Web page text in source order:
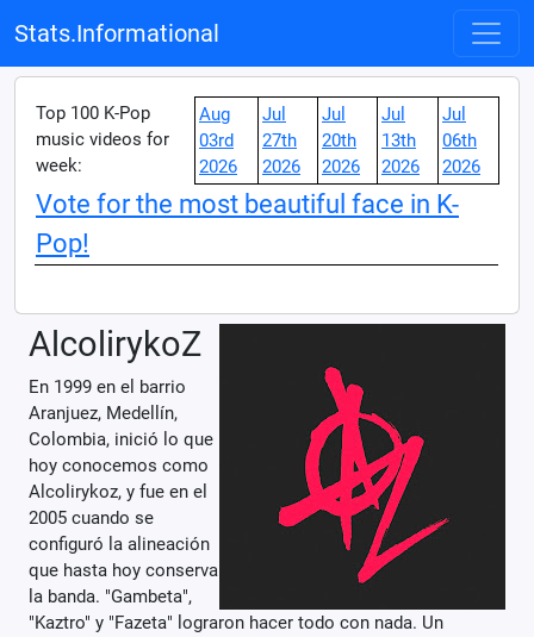
Stats.Informational
Top 100 K-Pop
music videos for
week:
Aug
03rd
2026
Jul
27th
2026
Jul
20th
2026
Jul
13th
2026
Jul
06th
2026
Vote for the most beautiful face in K-
Pop!
AlcolirykoZ
En 1999 en el barrio
Aranjuez, Medellín,
Colombia, inició lo que
hoy conocemos como
Alcolirykoz, y fue en el
2005 cuando se
configuró la alineación
que hasta hoy conserva
la banda. "Gambeta",
"Kaztro" y "Fazeta" lograron hacer todo con nada. Un